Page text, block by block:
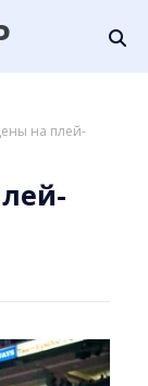
на плей-